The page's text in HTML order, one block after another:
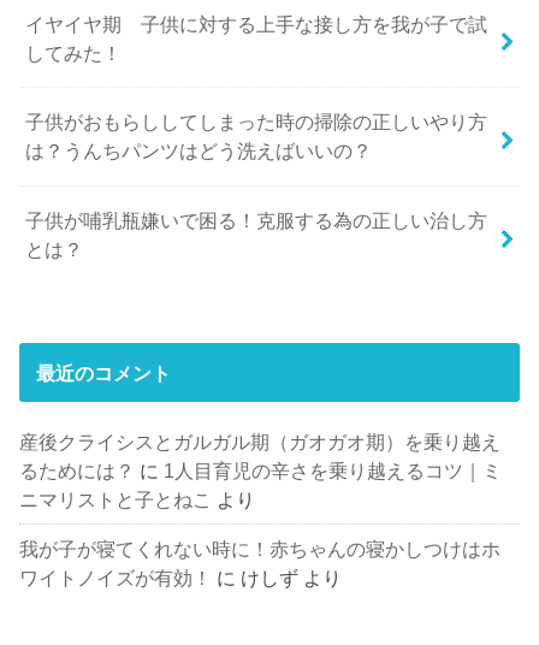
イヤイヤ期 子供に対する上手な接し方を我が子で試
してみた！
子供がおもらししてしまった時の掃除の正しいやり方
は？うんちパンツはどう洗えばいいの？
子供が哺乳瓶嫌いで困る！克服する為の正しい治し方
とは？
最近のコメント
産後クライシスとガルガル期（ガオガオ期）を乗り越え
るためには？ に 1人目育児の辛さを乗り越えるコツ｜ミ
ニマリストと子とねこ より
我が子が寝てくれない時に！赤ちゃんの寝かしつけはホ
ワイトノイズが有効！
に けしず より